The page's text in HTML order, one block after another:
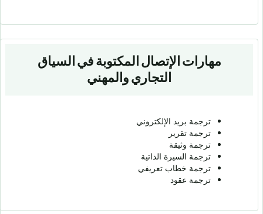
مهارات الإتصال المكتوبة في السياق
التجاري والمهني
ترجمة بريد الإلكتروني
ترجمة تقرير
ترجمة وثيقة
ترجمة السيرة الذاتية
ترجمة خطاب تعريفي
ترجمة عقود